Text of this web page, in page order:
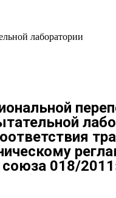
лаборатории
018/